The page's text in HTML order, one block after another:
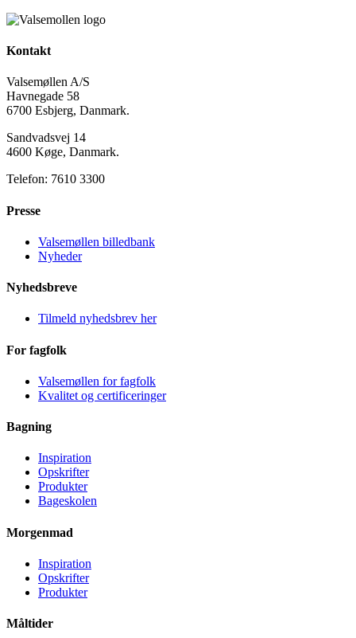
Kontakt
Valsemøllen A/S
Havnegade 58
6700 Esbjerg, Danmark.
Sandvadsvej 14
4600 Køge, Danmark.
Telefon: 7610 3300
Presse
Valsemøllen billedbank
Nyheder
Nyhedsbreve
Tilmeld nyhedsbrev her
For fagfolk
Valsemøllen for fagfolk
Kvalitet og certificeringer
Bagning
Inspiration
Opskrifter
Produkter
Bageskolen
Morgenmad
Inspiration
Opskrifter
Produkter
Måltider